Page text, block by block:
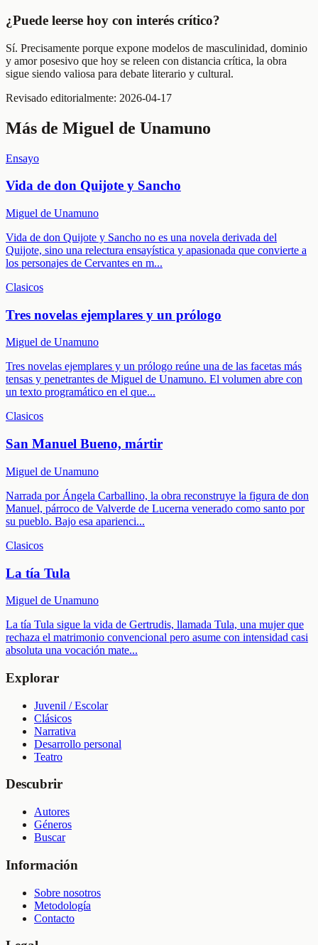
¿Puede leerse hoy con interés crítico?
Sí. Precisamente porque expone modelos de masculinidad, dominio
y amor posesivo que hoy se releen con distancia crítica, la obra
sigue siendo valiosa para debate literario y cultural.
Revisado editorialmente: 2026-04-17
Más de Miguel de Unamuno
Ensayo
Vida de don Quijote y Sancho
Miguel de Unamuno
Vida de don Quijote y Sancho no es una novela derivada del
Quijote, sino una relectura ensayística y apasionada que convierte a
los personajes de Cervantes en m...
Clasicos
Tres novelas ejemplares y un prólogo
Miguel de Unamuno
Tres novelas ejemplares y un prólogo reúne una de las facetas más
tensas y penetrantes de Miguel de Unamuno. El volumen abre con
un texto programático en el que...
Clasicos
San Manuel Bueno, mártir
Miguel de Unamuno
Narrada por Ángela Carballino, la obra reconstruye la figura de don
Manuel, párroco de Valverde de Lucerna venerado como santo por
su pueblo. Bajo esa aparienci...
Clasicos
La tía Tula
Miguel de Unamuno
La tía Tula sigue la vida de Gertrudis, llamada Tula, una mujer que
rechaza el matrimonio convencional pero asume con intensidad casi
absoluta una vocación mate...
Explorar
Juvenil / Escolar
Clásicos
Narrativa
Desarrollo personal
Teatro
Descubrir
Autores
Géneros
Buscar
Información
Sobre nosotros
Metodología
Contacto